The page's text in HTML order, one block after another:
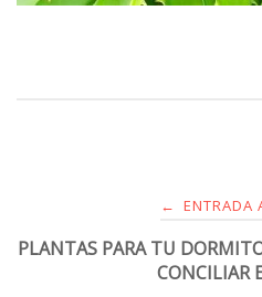
← ENTRADA
PLANTAS PARA TU
CONCILIAR